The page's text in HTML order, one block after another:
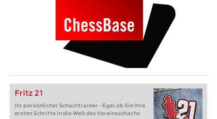
Fritz 21
Ihr persönlicher Schachtrainer - Egal, ob Sie Ihre
ersten Schritte in die Welt des Vereinsschachs